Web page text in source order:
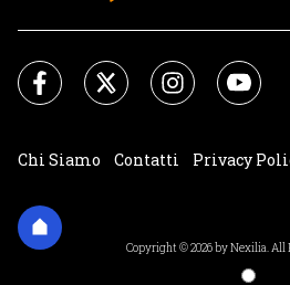
Chi Siamo Contatti Privacy
Copyright © 2026 by Nexilia. All